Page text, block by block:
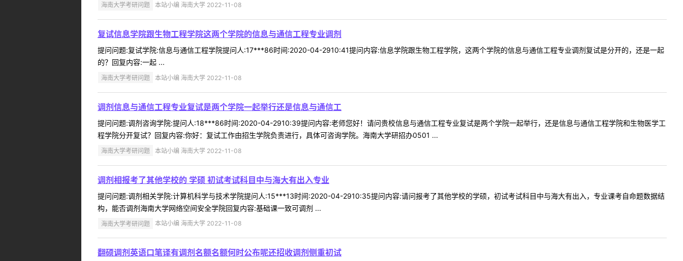
海南大学考研问题 本站小编 海南大学 2022-11-08
复试信息学院跟生物工程学院这两个学院的信息与通信工程专业调剂
提问问题:复试学院:信息与通信工程学院提问人:17***86时间:2020-04-2910:41提问内容:信息学院跟生物工程学院，这两个学院的信息与通信工程专业调剂复试是分开的，还是一起
的？回复内容:一起 ...
海南大学考研问题 本站小编 海南大学 2022-11-08
调剂信息与通信工程专业复试是两个学院一起举行还是信息与通信工
提问问题:调剂咨询学院:提问人:18***86时间:2020-04-2910:39提问内容:老师您好！请问贵校信息与通信工程专业复试是两个学院一起举行，还是信息与通信工程学院和生物医学工
程学院分开复试？回复内容:你好：复试工作由招生学院负责进行，具体可咨询学院。海南大学研招办0501 ...
海南大学考研问题 本站小编 海南大学 2022-11-08
调剂相报考了其他学校的 学硕 初试考试科目中与海大有出入专业
提问问题:调剂相关学院:计算机科学与技术学院提问人:15***13时间:2020-04-2910:35提问内容:请问报考了其他学校的学硕，初试考试科目中与海大有出入，专业课考自命题数据结
构，能否调剂海南大学网络空间安全学院回复内容:基础课一致可调剂 ...
海南大学考研问题 本站小编 海南大学 2022-11-08
翻硕调剂英语口笔译有调剂名额名额何时公布呢还招收调剂侧重初试